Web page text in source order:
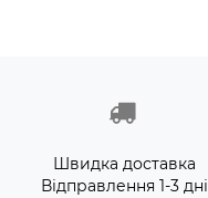
Швидка доставка
Відправлення 1-3 дні